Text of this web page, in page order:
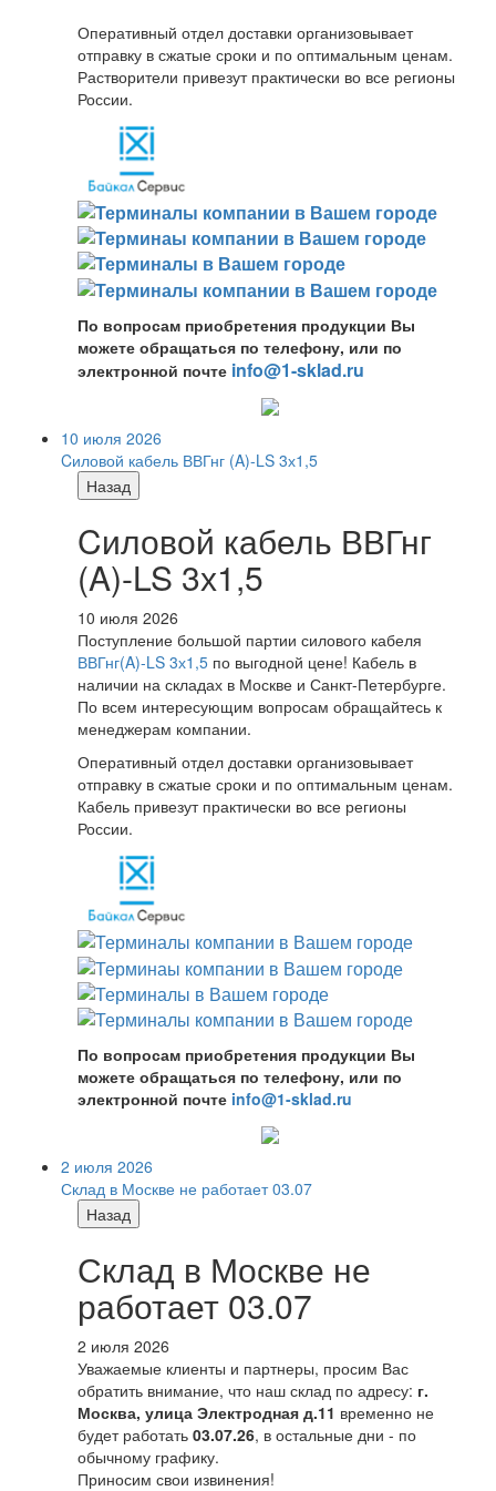
Оперативный отдел доставки организовывает
отправку в сжатые сроки и по оптимальным ценам.
Растворители привезут практически во все регионы
России.
По вопросам приобретения продукции Вы
можете обращаться по телефону, или по
электронной почте info@1-sklad.ru
10 июля 2026
Cиловой кабель ВВГнг (A)-LS 3х1,5
Назад
Cиловой кабель ВВГнг
(A)-LS 3х1,5
10 июля 2026
Поступление большой партии силового кабеля
ВВГнг(A)-LS 3х1,5 по выгодной цене! Кабель в
наличии на складах в Москве и Санкт-Петербурге.
По всем интересующим вопросам обращайтесь к
менеджерам компании.
Оперативный отдел доставки организовывает
отправку в сжатые сроки и по оптимальным ценам.
Кабель привезут практически во все регионы
России.
По вопросам приобретения продукции Вы
можете обращаться по телефону, или по
электронной почте info@1-sklad.ru
2 июля 2026
Склад в Москве не работает 03.07
Назад
Склад в Москве не
работает 03.07
2 июля 2026
Уважаемые клиенты и партнеры, просим Вас
обратить внимание, что наш склад по адресу: г.
Москва, улица Электродная д.11 временно не
будет работать 03.07.26, в остальные дни - по
обычному графику.
Приносим свои извинения!